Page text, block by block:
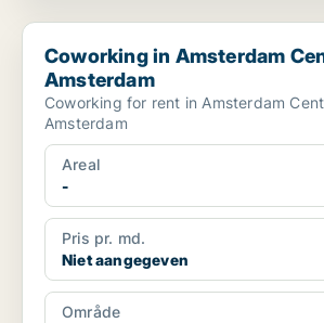
Coworking in Amsterdam Centrum,
Coworking in Amsterdam
Amsterdam
Coworking for rent in Amsterdam
Amsterdam
Areal
-
Pris pr. md.
Niet aangegeven
Område